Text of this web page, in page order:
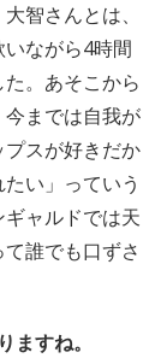
智さんとは、
ながら4時間
。あそこから
までは自我が
スが好きだか
い」っていう
ャルドでは天
誰でも口ずさ
すね。